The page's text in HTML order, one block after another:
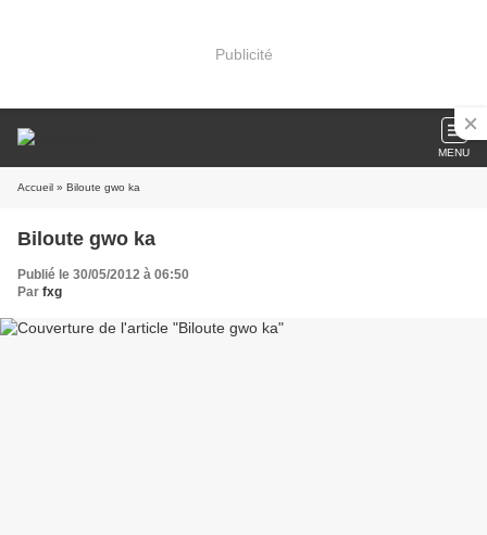
Publicité
MENU
Accueil » Biloute gwo ka
Biloute gwo ka
Publié le 30/05/2012 à 06:50
Par fxg